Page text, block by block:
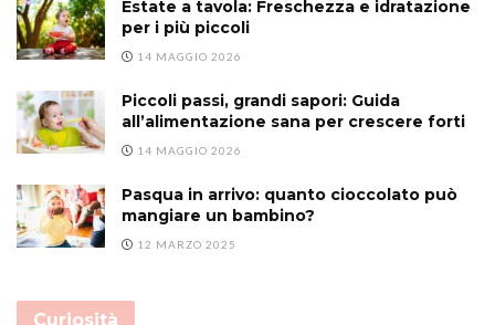
Estate a tavola: Freschezza e idratazione
per i più piccoli
14 MAGGIO 2026
Piccoli passi, grandi sapori: Guida
all’alimentazione sana per crescere forti
14 MAGGIO 2026
Pasqua in arrivo: quanto cioccolato può
mangiare un bambino?
12 MARZO 2025
Curiosità